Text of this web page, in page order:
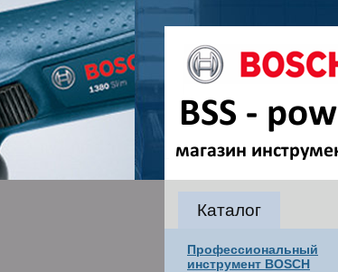
Каталог
Профессиональный
инструмент BOSCH